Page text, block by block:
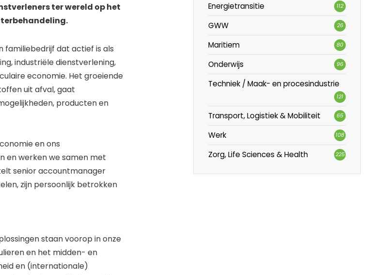
ter wereld op het
familiebedrijf dat actief is als
industriële dienstverlening,
economie. Het groeiende
uit afval, gaat
producten en
en ons
en werken we samen met
senior accountmanager
zijn persoonlijk betrokken
staan voorop in onze
en het midden- en
en (internationale)
Energietransitie 112
GWW 26
Maritiem 80
Onderwijs 96
Techniek / Maak- en procesindustrie
121
Transport, Logistiek & Mobiliteit 65
Werk 108
Zorg, Life Sciences & Health 225